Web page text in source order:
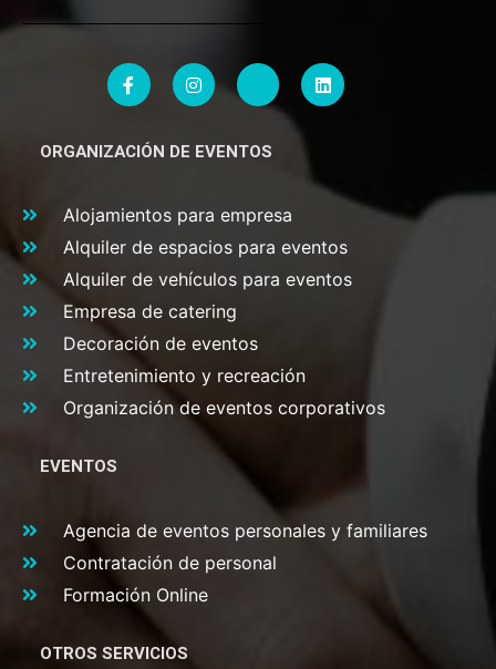
ORGANIZACIÓN DE EVENTOS
Alojamientos para empresa
Alquiler de espacios para eventos
Alquiler de vehículos para eventos
Empresa de catering
Decoración de eventos
Entretenimiento y recreación
Organización de eventos corporativos
EVENTOS
Agencia de eventos personales y familiares
Contratación de personal
Formación Online
OTROS SERVICIOS